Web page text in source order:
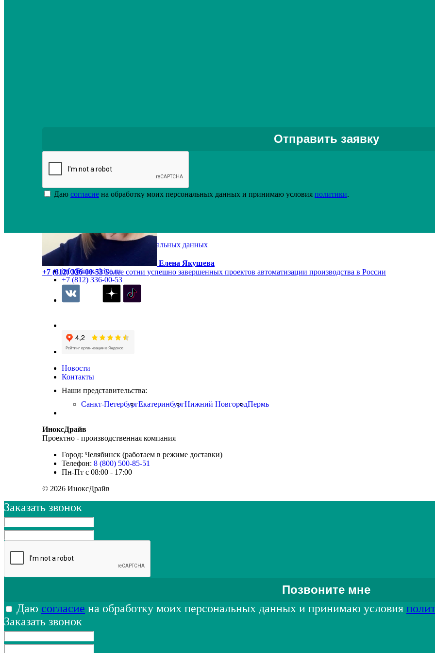
Задать вопрос специалисту
Елена Якушева
+7 (812) 336-00-53Более сотни успешно завершенных проектов автоматизации производства в России
Даю согласие на обработку моих персональных данных и принимаю условия политики.
Политика обработки персональных данных
Оставить заявку
Заказать обратный звонок
info@inox-drive.ru
+7 (812) 336-00-53
Новости
Контакты
Наши представительства:
Санкт-ПетербургЕкатеринбургНижний НовгородПермь
ИноксДрайв
Проектно - производственная компания
Город: Челябинск (работаем в режиме доставки)
Телефон: 8 (800) 500-85-51
Пн-Пт с 08:00 - 17:00
© 2026 ИноксДрайв
Заказать звонок
Даю согласие на обработку моих персональных данных и принимаю условия
Заказать звонок